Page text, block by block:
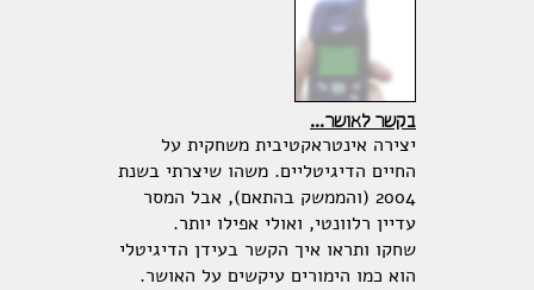
בקשר לאושר...
יצירה אינטראקטיבית משחקית על
החיים הדיגיטליים. משהו שיצרתי בשנת
2004 (והממשק בהתאם), אבל המסר
עדיין רלוונטי, ואולי אפילו יותר.
שחקו ותראו איך הקשר בעידן הדיגיטלי
הוא כמו הימורים עיקשים על האושר.